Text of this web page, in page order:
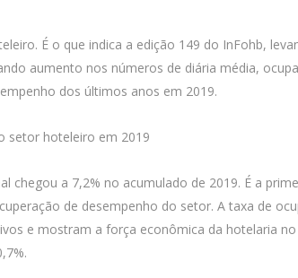
É o que indica a edição 149 do InFohb,
aumento nos números de diária média,
dos últimos anos em 2019.
setor hoteleiro em 2019
chegou a 7,2% no acumulado de 2019. É a
de desempenho do setor. A taxa de
e mostram a força econômica da hotelaria